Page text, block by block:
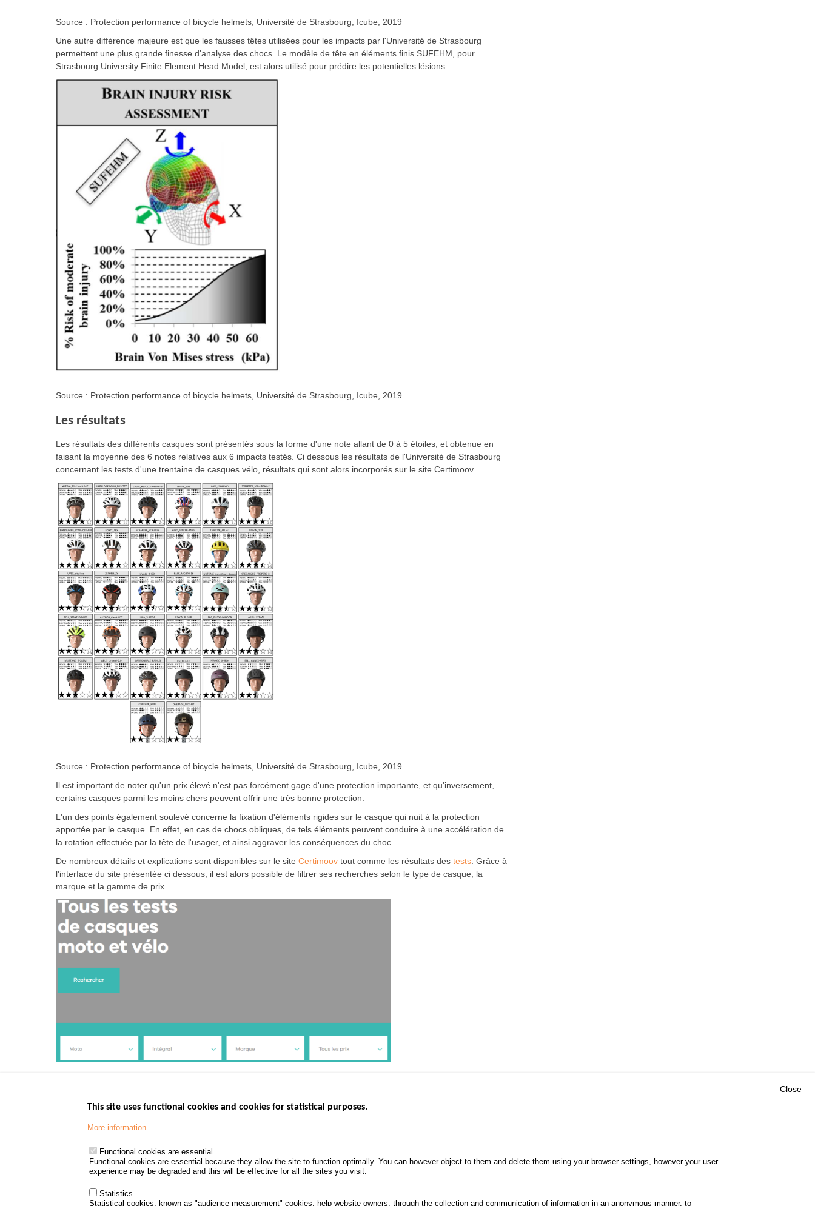
Source : Protection performance of bicycle helmets, Université de Strasbourg, Icube, 2019
Une autre différence majeure est que les fausses têtes utilisées pour les impacts par l'Université de Strasbourg
permettent une plus grande finesse d'analyse des chocs. Le modèle de tête en éléments finis SUFEHM, pour
Strasbourg University Finite Element Head Model, est alors utilisé pour prédire les potentielles lésions.
Source : Protection performance of bicycle helmets, Université de Strasbourg, Icube, 2019
Les résultats
Les résultats des différents casques sont présentés sous la forme d'une note allant de 0 à 5 étoiles, et obtenue en
faisant la moyenne des 6 notes relatives aux 6 impacts testés. Ci dessous les résultats de l'Université de Strasbourg
concernant les tests d'une trentaine de casques vélo, résultats qui sont alors incorporés sur le site Certimoov.
Source : Protection performance of bicycle helmets, Université de Strasbourg, Icube, 2019
Il est important de noter qu'un prix élevé n'est pas forcément gage d'une protection importante, et qu'inversement,
certains casques parmi les moins chers peuvent offrir une très bonne protection.
L'un des points également soulevé concerne la fixation d'éléments rigides sur le casque qui nuit à la protection
apportée par le casque. En effet, en cas de chocs obliques, de tels éléments peuvent conduire à une accélération de
la rotation effectuée par la tête de l'usager, et ainsi aggraver les conséquences du choc.
De nombreux détails et explications sont disponibles sur le site Certimoov tout comme les résultats des tests . Grâce à
l'interface du site présentée ci dessous, il est alors possible de filtrer ses recherches selon le type de casque, la
marque et la gamme de prix.
www.data.gouv.fr
www.gouvernement.gouv.fr
www.legifrance.gouv.fr
Road Safety Annual Reports
Road traffic violations
PROJECTS
Close
This site uses functional cookies and cookies for statistical purposes.
More information
Functional cookies are essential
Functional cookies are essential because they allow the site to function optimally. You can however object to them and delete them using your browser settings, however your user
experience may be degraded and this will be effective for all the sites you visit.
Statistics
Statistical cookies, known as "audience measurement" cookies, help website owners, through the collection and communication of information in an anonymous manner, to